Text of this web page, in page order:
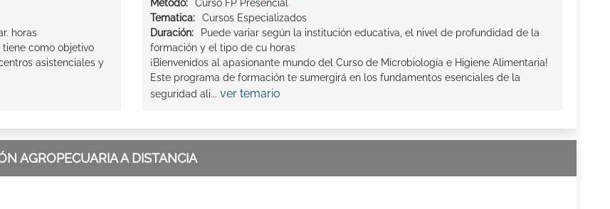
horas
tiene como objetivo
asistenciales y
Método:
Curso FP Presencial
Tematica:
Cursos Especializados
Duración:
Puede variar según la institución educativa, el nivel de profundidad de la
formación y el tipo de cu horas
¡Bienvenidos al apasionante mundo del Curso de Microbiología e Higiene Alimentaria!
Este programa de formación te sumergirá en los fundamentos esenciales de la
seguridad ali... ver temario
AGROPECUARIA A DISTANCIA